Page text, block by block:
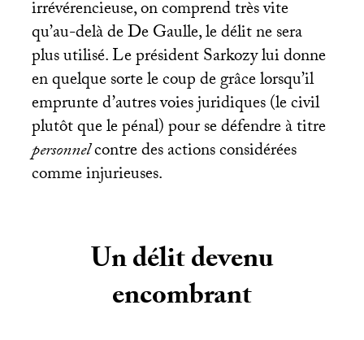
irrévérencieuse, on comprend très vite
qu’au-delà de De Gaulle, le délit ne sera
plus utilisé. Le président Sarkozy lui donne
en quelque sorte le coup de grâce lorsqu’il
emprunte d’autres voies juridiques (le civil
plutôt que le pénal) pour se défendre à titre
personnelcontre des actions considérées
comme injurieuses.
Un délit devenu
encombrant